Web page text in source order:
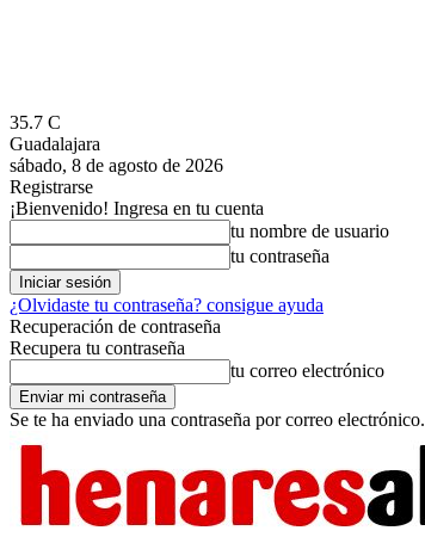
35.7 C
Guadalajara
sábado, 8 de agosto de 2026
Registrarse
¡Bienvenido! Ingresa en tu cuenta
tu nombre de usuario
tu contraseña
¿Olvidaste tu contraseña? consigue ayuda
Recuperación de contraseña
Recupera tu contraseña
tu correo electrónico
Se te ha enviado una contraseña por correo electrónico.